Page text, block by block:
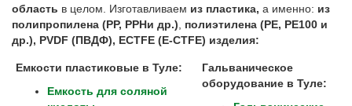
область в целом. Изготавливаем из пластика, а именно: из
полипропилена (PP, PPHи др.) полиэтилена (PE, PE100 и
др.), PVDF (ПВДФ), ECTFE (E-CTFE) изделия:
Емкости пластиковые в Туле:
Емкость для соляной
Гальваническое
оборудование в Туле: